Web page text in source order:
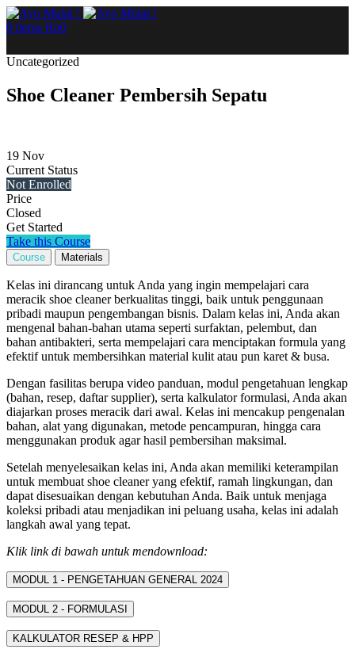
0 items Rp0
Uncategorized
Shoe Cleaner Pembersih Sepatu
19 Nov
Current Status
Not Enrolled
Price
Closed
Get Started
Take this Course
Course Materials
Kelas ini dirancang untuk Anda yang ingin mempelajari cara
meracik shoe cleaner berkualitas tinggi, baik untuk penggunaan
pribadi maupun pengembangan bisnis. Dalam kelas ini, Anda akan
mengenal bahan-bahan utama seperti surfaktan, pelembut, dan
bahan antibakteri, serta mempelajari cara menciptakan formula yang
efektif untuk membersihkan material kulit atau pun karet & busa.
Dengan fasilitas berupa video panduan, modul pengetahuan lengkap
(bahan, resep, daftar supplier), serta kalkulator formulasi, Anda akan
diajarkan proses meracik dari awal. Kelas ini mencakup pengenalan
bahan, alat yang digunakan, metode pencampuran, hingga cara
menggunakan produk agar hasil pembersihan maksimal.
Setelah menyelesaikan kelas ini, Anda akan memiliki keterampilan
untuk membuat shoe cleaner yang efektif, ramah lingkungan, dan
dapat disesuaikan dengan kebutuhan Anda. Baik untuk menjaga
koleksi pribadi atau menjadikan ini peluang usaha, kelas ini adalah
langkah awal yang tepat.
Klik link di bawah untuk mendownload:
MODUL 1 - PENGETAHUAN GENERAL 2024
MODUL 2 - FORMULASI
KALKULATOR RESEP & HPP